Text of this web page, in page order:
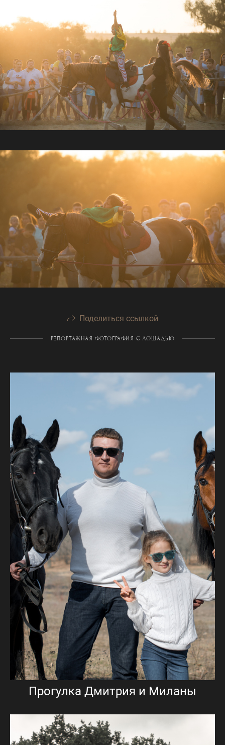
Поделиться ссылкой
РЕПОРТАЖНАЯ ФОТОГРАФИЯ С ЛОШАДЬЮ
Прогулка Дмитрия и Миланы